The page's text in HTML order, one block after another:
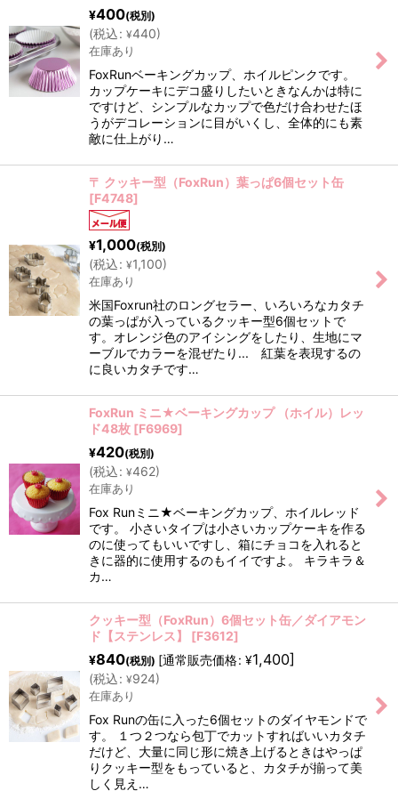
¥400(税別)
(税込: ¥440)
在庫あり
FoxRunベーキングカップ、ホイルピンクです。
カップケーキにデコ盛りしたいときなんかは特に
ですけど、シンプルなカップで色だけ合わせたほ
うがデコレーションに目がいくし、全体的にも素
敵に仕上がり…
〒 クッキー型（FoxRun）葉っぱ6個セット缶
[F4748]
¥1,000(税別)
(税込: ¥1,100)
在庫あり
米国Foxrun社のロングセラー、いろいろなカタチ
の葉っぱが入っているクッキー型6個セットで
す。オレンジ色のアイシングをしたり、生地にマ
ーブルでカラーを混ぜたり... 紅葉を表現するの
に良いカタチです…
FoxRun ミニ★ベーキングカップ （ホイル）レッ
ド48枚 [F6969]
¥420(税別)
(税込: ¥462)
在庫あり
Fox Runミニ★ベーキングカップ、ホイルレッド
です。 小さいタイプは小さいカップケーキを作る
のに使ってもいいですし、箱にチョコを入れると
きに器的に使用するのもイイですよ。 キラキラ＆
カ…
クッキー型（FoxRun）6個セット缶／ダイアモン
ド【ステンレス】
[F3612]
¥840(税別) [通常販売価格: ¥1,400]
(税込: ¥924)
在庫あり
Fox Runの缶に入った6個セットのダイヤモンドで
す。 １つ２つなら包丁でカットすればいいカタチ
だけど、大量に同じ形に焼き上げるときはやっぱ
りクッキー型をもっていると、カタチが揃って美
しく見え…